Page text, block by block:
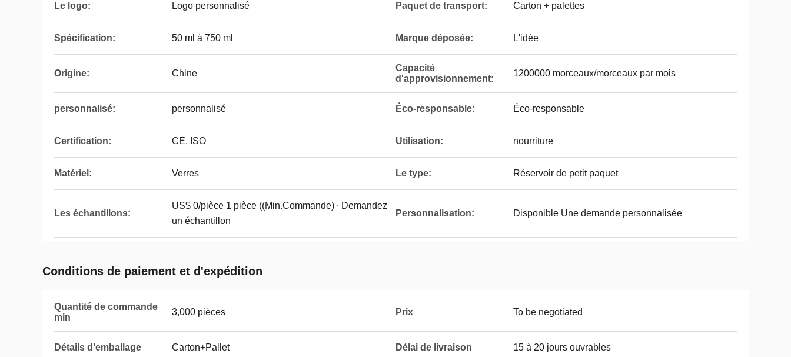
Le logo: Logo personnalisé Paquet de transport: Carton + palettes
Spécification: 50 ml à 750 ml Marque déposée: L'idée
Origine: Chine
Capacité
d'approvisionnement:
1200000 morceaux/morceaux par mois
personnalisé: personnalisé Éco-responsable: Éco-responsable
Certification: CE, ISO Utilisation: nourriture
Matériel: Verres Le type: Réservoir de petit paquet
Les échantillons:
US$ 0/pièce 1 pièce ((Min.Commande) ∙ Demandez
un échantillon
Personnalisation: Disponible Une demande personnalisée
Conditions de paiement et d'expédition
Quantité de commande
min
3,000 pièces Prix To be negotiated
Détails d'emballage Carton+Pallet Délai de livraison 15 à 20 jours ouvrables